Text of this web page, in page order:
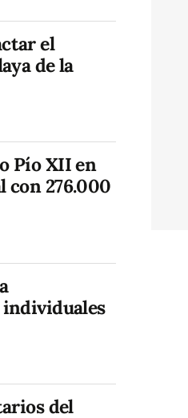
el
de la
Pío XII en
276.000
del